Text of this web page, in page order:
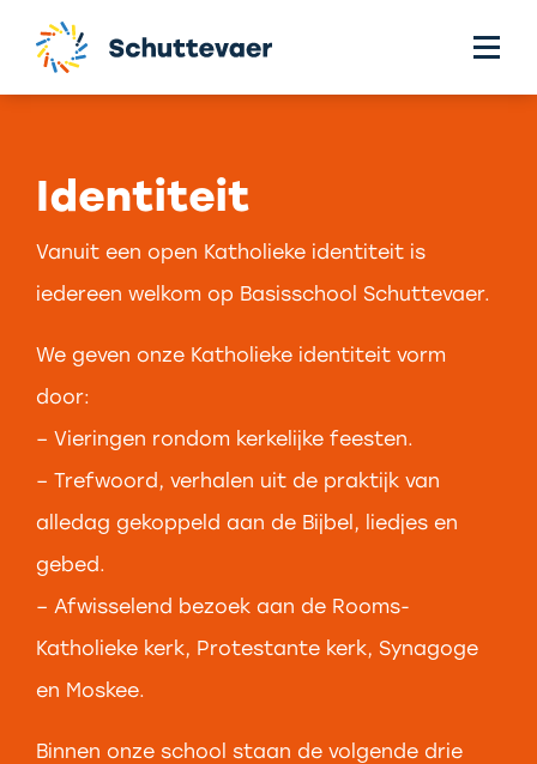
Identiteit
Vanuit een open Katholieke identiteit is
iedereen welkom op Basisschool Schuttevaer.
We geven onze Katholieke identiteit vorm
door:
– Vieringen rondom kerkelijke feesten.
– Trefwoord, verhalen uit de praktijk van
alledag gekoppeld aan de Bijbel, liedjes en
gebed.
– Afwisselend bezoek aan de Rooms-
Katholieke kerk, Protestante kerk, Synagoge
en Moskee.
Binnen onze school staan de volgende drie